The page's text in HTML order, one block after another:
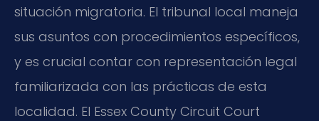
situación migratoria. El tribunal local maneja
sus asuntos con procedimientos específicos,
y es crucial contar con representación legal
familiarizada con las prácticas de esta
localidad. El Essex County Circuit Court